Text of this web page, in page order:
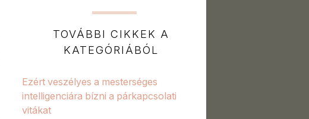
TOVÁBBI CIKKEK A
KATEGÓRIÁBÓL
Ezért veszélyes a mesterséges
intelligenciára bízni a párkapcsolati
vitákat